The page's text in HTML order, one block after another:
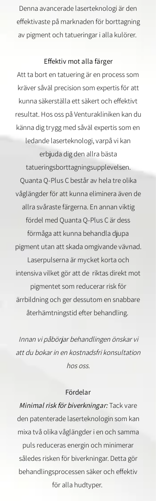
Denna avancerade laserteknologi är den
effektivaste på marknaden för borttagning
av pigment och tatueringar i alla kulörer.
Effektiv mot alla färger
Att ta bort en tatuering är en process som
kräver såväl precision som expertis för att
kunna säkerställa ett säkert och effektivt
resultat. Hos oss på Venturakliniken kan du
känna dig trygg med såväl expertis som en
ledande laserteknologi, varpå vi kan
erbjuda dig den allra bästa
tatueringsborttagningsupplevelsen.
Quanta Q-Plus C består av hela tre olika
våglängder för att kunna eliminera även de
allra svåraste färgerna. En annan viktig
fördel med Quanta Q-Plus C är dess
förmåga att kunna behandla djupa
pigment utan attskada omgivande vävnad.
Laserpulserna är mycket korta och
intensiva vilket gör att de riktas direkt mot
pigmentet som reducerar risk för
ärrbildning och ger dessutom en snabbare
återhämtningstid efter behandling.
Innan vi påbörjar behandlingen önskar vi
att du bokar in en kostnadsfri konsultation
hos oss.
Fördelar
Minimal risk för biverkningar:Tack vare
den patenterade laserteknologin som kan
mixa två olika våglängder i en och samma
puls reduceras energin och minimerar
således risken för biverkningar. Detta gör
behandlingsprocessen säker och effektiv
för alla hudtyper.